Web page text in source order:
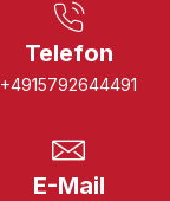
Telefon
+4915792644491
E-Mail